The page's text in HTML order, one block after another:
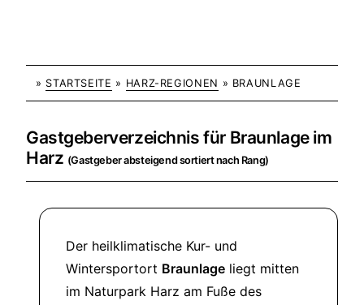
» STARTSEITE » HARZ-REGIONEN » BRAUNLAGE
Gastgeberverzeichnis für Braunlage im
Harz (Gastgeber absteigend sortiert nach Rang)
Der heilklimatische Kur- und
Wintersportort Braunlage liegt mitten
im Naturpark Harz am Fuße des